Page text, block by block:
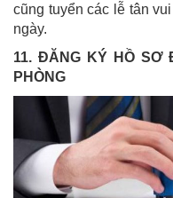
cũng tuyển các lễ tân
ngày.
11. ĐĂNG KÝ HỒ SƠ
PHÒNG